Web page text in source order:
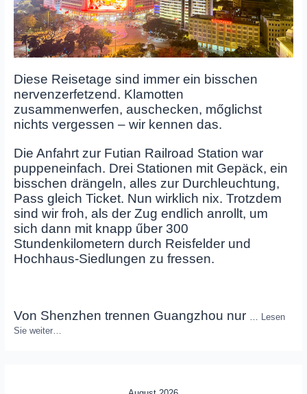
Diese Reisetage sind immer ein bisschen
nervenzerfetzend. Klamotten
zusammenwerfen, auschecken, mőglichst
nichts vergessen – wir kennen das.
Die Anfahrt zur Futian Railroad Station war
puppeneinfach. Drei Stationen mit Gepäck, ein
bisschen drängeln, alles zur Durchleuchtung,
Pass gleich Ticket. Nun wirklich nix. Trotzdem
sind wir froh, als der Zug endlich anrollt, um
sich dann mit knapp űber 300
Stundenkilometern durch Reisfelder und
Hochhaus-Siedlungen zu fressen.
Von Shenzhen trennen Guangzhou nur … Lesen
Sie weiter…